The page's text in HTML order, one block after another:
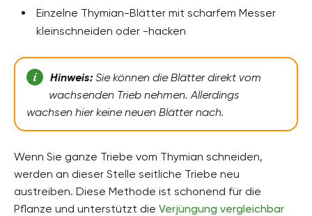
Einzelne Thymian-Blätter mit scharfem Messer
kleinschneiden oder -hacken
Hinweis:Sie können die Blätter direkt vom
wachsenden Trieb nehmen. Allerdings
wachsen hier keine neuen Blätter nach.
Wenn Sie ganze Triebe vom Thymian schneiden,
werden an dieser Stelle seitliche Triebe neu
austreiben. Diese Methode ist schonend für die
Pflanze und unterstützt die Verjüngung vergleichbar